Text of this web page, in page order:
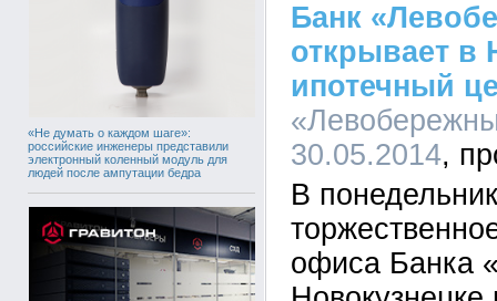
«Не думать о каждом шаге»:
российские инженеры представили
электронный коленный модуль для
людей после ампутации бедра
Банк
открывает в
ипотечный
30.05.2014
В
офиса Банка